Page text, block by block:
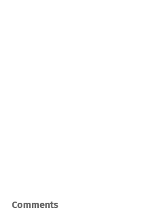
Comments